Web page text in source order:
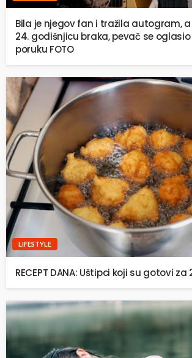
Bila je njegov fan i tražila autogram,
24. godišnjicu braka, pevač se
poruku FOTO
LIFESTYLE
RECEPT DANA: Uštipci koji su gotovi